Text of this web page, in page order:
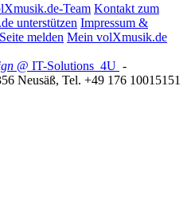
Team Kontakt zum
unterstützen Impressum &
melden Mein volXmusik.de
@ IT-Solutions 4U -
Neusäß, Tel. +49 176 10015151